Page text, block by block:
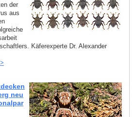
der
aus
Käferexperte Dr. Alexander
neu